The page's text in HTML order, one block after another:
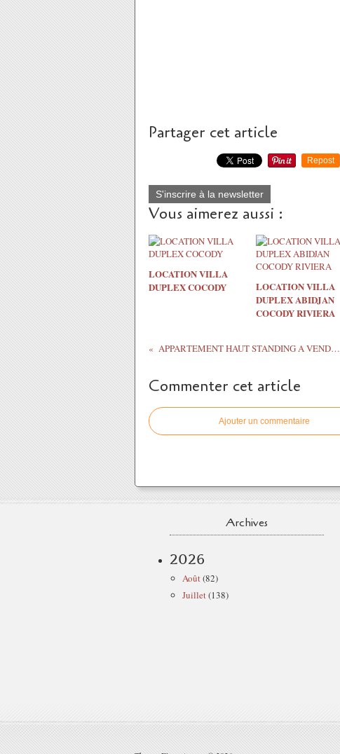
Partager cet article
Repost
S'inscrire à la newsletter
Vous aimerez aussi :
LOCATION VILLA
DUPLEX COCODY
LOCATION VILLA
DUPLEX ABIDJAN
COCODY RIVIERA
APPARTEMENT HAUT STANDING A VENDRE A COCODY
Commenter cet article
Ajouter un commentaire
Archives
2026
Août(82)
Juillet(138)